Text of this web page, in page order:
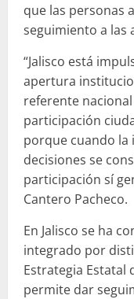
que las personas
seguimiento a las
“Jalisco está
apertura
referente
participación
porque cuando la
decisiones se
participación sí
Cantero Pacheco.
En Jalisco se ha
integrado por
Estrategia Estatal
permite dar